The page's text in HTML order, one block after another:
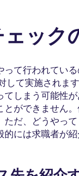
ック
て行われてい
て実施されま
しまう可能性
ができません
だ、どうやっ
には求職者が